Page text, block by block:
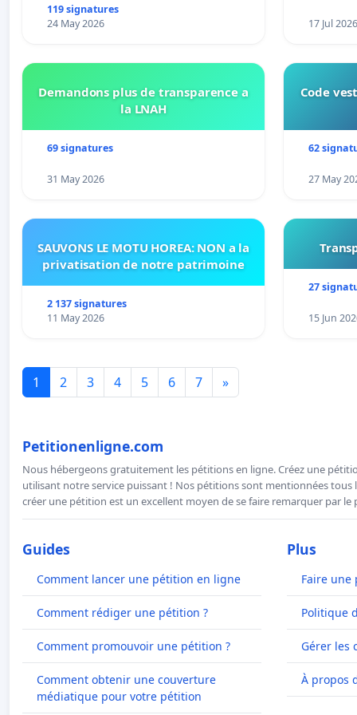
connexion 805-802 à établir
119 signatures
24 May 2026
17 Jul 2026
Demandons plus de transparence a
la LNAH
69 signatures
31 May 2026
Code
62
27 May
SAUVONS LE MOTU HOREA: NON a la
privatisation de notre patrimoine
2 137 signatures
11 May 2026
27
15 Jun
1 2 3 4 5 6 7 »
Petitionenligne.com
Nous hébergeons gratuitement les pétitions en ligne. Créez une
utilisant notre service puissant ! Nos pétitions sont mentionnées tous
créer une pétition est un excellent moyen de se faire remarquer par le
Guides
Comment lancer une pétition en ligne
Comment rédiger une pétition ?
Comment promouvoir une pétition ?
Comment obtenir une couverture
médiatique pour votre pétition
Plus
Faire
Politique
Gérer les
À propos